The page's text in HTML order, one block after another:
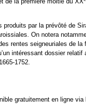
produits par la prévôté de
On notera
rentes seigneuriales de la
intéressant dossier relatif
1752.
gratuitement en ligne